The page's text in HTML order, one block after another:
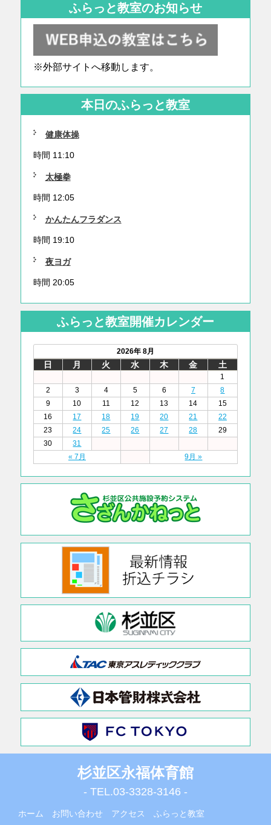
ふらっと教室のお知らせ
※外部サイトへ移動します。
本日のふらっと教室
健康体操
時間 11:10
太極拳
時間 12:05
かんたんフラダンス
時間 19:10
夜ヨガ
時間 20:05
ふらっと教室開催カレンダー
2026年 8月
日 月 火 水 木 金 土
1
2
3 4 5 6 7
8
9
10 11 12 13 14
15
16
17 18 19 20 21
22
23
24 25 26 27 28
29
30
31
« 7月
9月 »
杉並区永福体育館
- TEL.03-3328-3146 -
ホーム お問い合わせ アクセス ふらっと教室